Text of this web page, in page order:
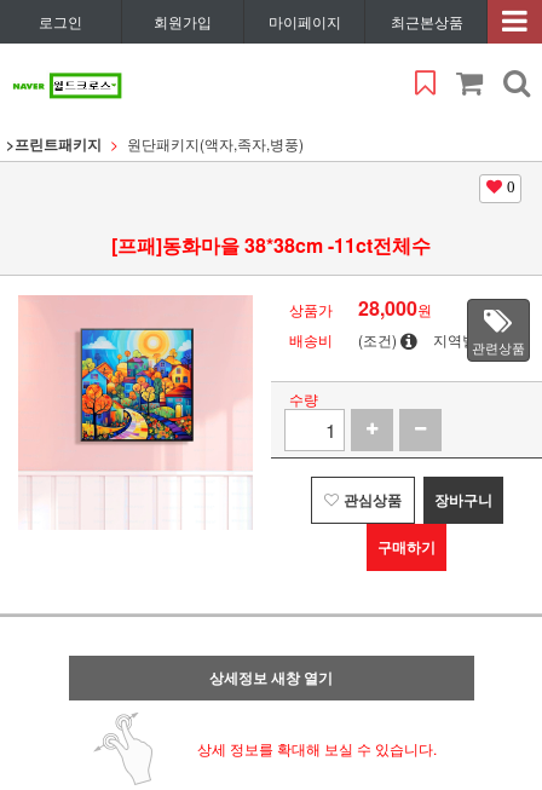
로그인 회원가입 마이페이지 최근본상품
>프린트패키지 원단패키지(액자,족자,병풍)
0
[프패]동화마을 38*38cm -11ct전체수
상품가 28,000원
배송비
(조건) 지역별관련상품
수량
관심상품 장바구니
구매하기
상세정보 새창 열기
상세 정보를 확대해 보실 수 있습니다.